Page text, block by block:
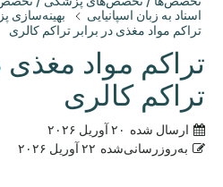
اسناد به زبان اسپانیایی
بهینه‌سازی
تراکم مواد مغذی در برابر تراکم کالری
تراکم مواد مغذی
تراکم کالری
ارسال شده ۲۰ آوریل ۲۰۲۶
به‌روزرسانی‌شده ۲۲ آوریل ۲۰۲۶